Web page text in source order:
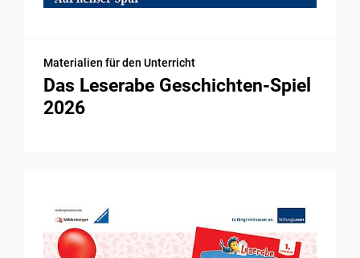
Materialien für den Unterricht
Das Leserabe Geschichten-Spiel
2026